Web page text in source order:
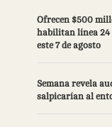
Ofrecen $500
habilitan línea 24
este 7 de agosto
Semana revela
salpicarían al